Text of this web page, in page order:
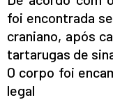
foi encontrada
craniano, após
tartarugas de
O corpo foi
legal